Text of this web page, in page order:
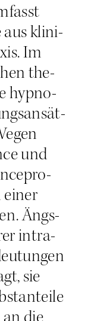
aus kli­ni­
Im
the­
hyp­no­
und
einer
Ängs­
intra-
sie